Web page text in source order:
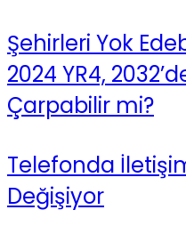
Şehirleri Yok
2024 YR4,
Çarpabilir mi?
Telefonda
Değişiyor